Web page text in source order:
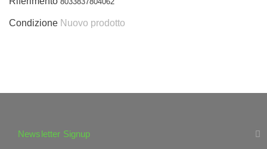
Condizione Nuovo prodotto
Newsletter Signup